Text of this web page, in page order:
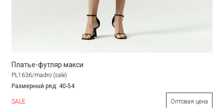
Платье-футляр макси
PL1636/madro (sale)
Размерный ряд: 40-54
SALE Оптовая цена